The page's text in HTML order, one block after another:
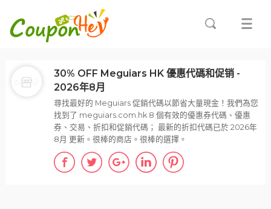
30% OFF Meguiars HK 優惠代碼和促销 -
2026年8月
尋找最好的 Meguiars 促銷代碼以節省大量現金！我們為您
找到了 meguiars.com.hk 8 個有效的優惠券代碼、優惠
券、交易、折扣和促銷代碼； 最新的折扣代碼已於 2026年
8月 更新。很棒的商店。很棒的選擇。